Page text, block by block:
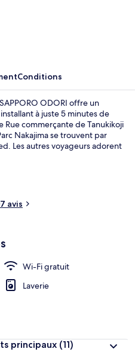
Bain public
Conditions
ODORI offre un
à juste 5 minutes de
commerçante de Tanukikoji
Nakajima se trouvent par
Les autres voyageurs adorent
Tanuki Koji est à 3 min et
avis
Wi-Fi gratuit
Laverie
principaux (11)